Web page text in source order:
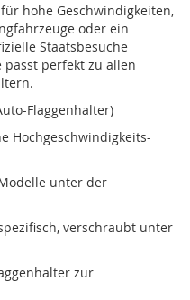
hohe Geschwindigkeiten,
oder ein
Staatsbesuche
passt perfekt zu allen
Flaggenhalter)
Hochgeschwindigkeits-
unter der
verschraubt unter
zur